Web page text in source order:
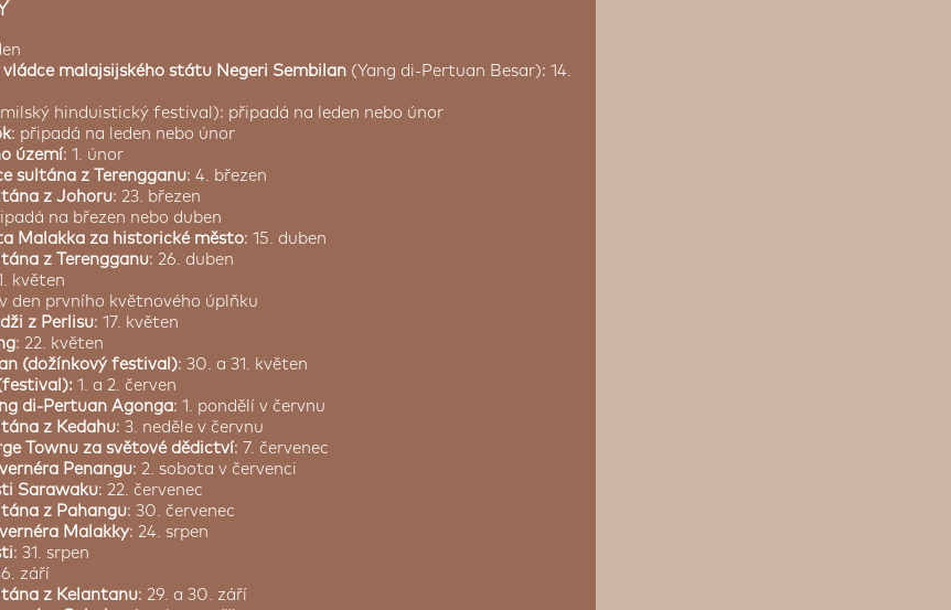
vládce malajsijského státu Negeri Sembilan (Yang di-Pertuan Besar): 14.
hinduistický festival): připadá na leden nebo únor
: připadá na leden nebo únor
území: 1. únor
sultána z Terengganu: 4. březen
z Johoru: 23. březen
na březen nebo duben
Malakka za historické město: 15. duben
z Terengganu: 26. duben
květen
den prvního květnového úplňku
z Perlisu: 17. květen
: 22. květen
(dožínkový festival): 30. a 31. květen
1. a 2. červen
di-Pertuan Agonga: 1. pondělí v červnu
z Kedahu: 3. neděle v červnu
Townu za světové dědictví: 7. červenec
Penangu: 2. sobota v červenci
Sarawaku: 22. červenec
z Pahangu: 30. červenec
Malakky: 24. srpen
: 31. srpen
září
z Kelantanu: 29. a 30. září